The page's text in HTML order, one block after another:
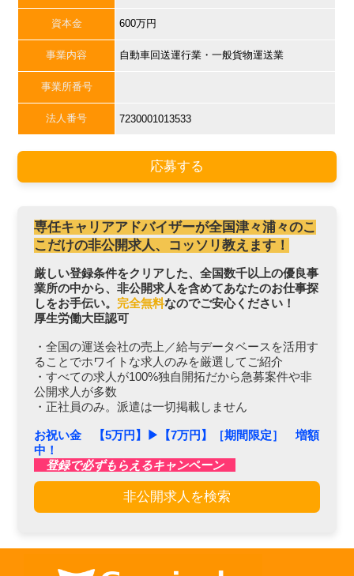
資本金 600万円
事業内容 自動車回送運行業・一般貨物運送業
事業所番号
法人番号 7230001013533
応募する
専任キャリアアドバイザーが全国津々浦々のこ
こだけの非公開求人、コッソリ教えます！
厳しい登録条件をクリアした、全国数千以上の優良事
業所の中から、非公開求人を含めてあなたのお仕事探
しをお手伝い。 完全無料なのでご安心ください！
厚生労働大臣認可
・全国の運送会社の売上／給与データベースを活用す
ることでホワイトな求人のみを厳選してご紹介
・すべての求人が100%独自開拓だから急募案件や非
公開求人が多数
・正社員のみ。派遣は一切掲載しません
お祝い金 【5万円】▶︎【7万円】［期間限定］ 増額
中！
登録で必ずもらえるキャンペーン
非公開求人を検索